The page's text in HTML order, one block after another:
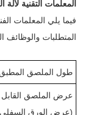
المعلمات التقنية لآلة
فيما يلي المعلمات
المتطلبات والوظائف
طول الملصق
عرض الملصق القابل
(عرض الورق